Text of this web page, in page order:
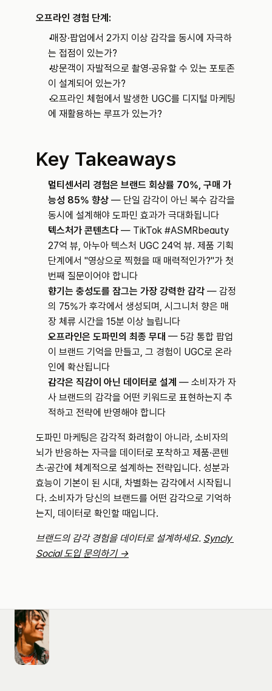
오프라인 경험 단계:
매장·팝업에서 2가지 이상 감각을 동시에 자극하
는 접점이 있는가?
방문객이 자발적으로 촬영·공유할 수 있는 포토존
이 설계되어 있는가?
오프라인 체험에서 발생한 UGC를 디지털 마케팅
에 재활용하는 루프가 있는가?
Key Takeaways
멀티센서리 경험은 브랜드 회상률 70%, 구매 가
능성 85% 향상 — 단일 감각이 아닌 복수 감각을
동시에 설계해야 도파민 효과가 극대화됩니다
텍스처가 콘텐츠다 — TikTok #ASMRbeauty
27억 뷰, 아누아 텍스처 UGC 24억 뷰. 제품 기획
단계에서 "영상으로 찍혔을 때 매력적인가?"가 첫
번째 질문이어야 합니다
향기는 충성도를 잠그는 가장 강력한 감각 — 감정
의 75%가 후각에서 생성되며, 시그니처 향은 매
장 체류 시간을 15분 이상 늘립니다
오프라인은 도파민의 최종 무대 — 5감 통합 팝업
이 브랜드 기억을 만들고, 그 경험이 UGC로 온라
인에 확산됩니다
감각은 직감이 아닌 데이터로 설계 — 소비자가 자
사 브랜드의 감각을 어떤 키워드로 표현하는지 추
적하고 전략에 반영해야 합니다
도파민 마케팅은 감각적 화려함이 아니라, 소비자의
뇌가 반응하는 자극을 데이터로 포착하고 제품·콘텐
츠·공간에 체계적으로 설계하는 전략입니다. 성분과
효능이 기본이 된 시대, 차별화는 감각에서 시작됩니
다. 소비자가 당신의 브랜드를 어떤 감각으로 기억하
는지, 데이터로 확인할 때입니다.
브랜드의 감각 경험을 데이터로 설계하세요. Syncly
Social 도입 문의하기 →